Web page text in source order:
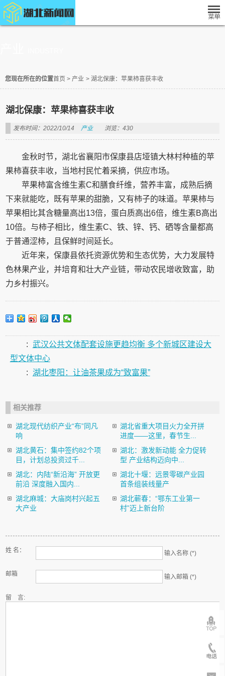
您现在所在的位置首页 > 产业 > 湖北保康：苹果柿喜获丰收
湖北保康：苹果柿喜获丰收
发布时间：2022/10/14 产业 浏览：430
金秋时节，湖北省襄阳市保康县店垭镇大林村种植的苹
果柿喜获丰收，当地村民忙着采摘，供应市场。
苹果柿富含维生素C和膳食纤维，营养丰富，成熟后摘
下来就能吃，既有苹果的甜脆，又有柿子的味道。苹果柿与
苹果相比其含糖量高出13倍，蛋白质高出6倍，维生素B高出
10倍。与柿子相比，维生素C、铁、锌、钙、硒等含量都高
于普通涩柿，且保鲜时间延长。
近年来，保康县依托资源优势和生态优势，大力发展特
色林果产业，并培育和壮大产业链，带动农民增收致富，助
力乡村振兴。
: 武汉公共文体配套设施更趋均衡 多个新城区建设大
型文体中心
: 湖北枣阳：让油茶果成为“致富果”
相关推荐
湖北现代纺织产业“布”同凡
响
湖北省重大项目火力全开拼
进度——这里，春节生...
湖北黄石：集中签约82个项
目，计划总投资过千...
湖北：激发新动能 全力促转
型 产业结构迈向中...
湖北：内陆“新沿海” 开放更
前沿 深度融入国内...
湖北十堰：远景零碳产业园
首条组装线量产
湖北麻城：大庙岗村兴起五
大产业
湖北蕲春：“鄂东工业第一
村”迈上新台阶
姓 名： 输入名称 (*)
邮箱 输入邮箱 (*)
留 言: